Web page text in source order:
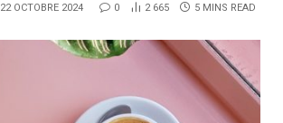
22 OCTOBRE 2024 0 2 665 5 MINS READ